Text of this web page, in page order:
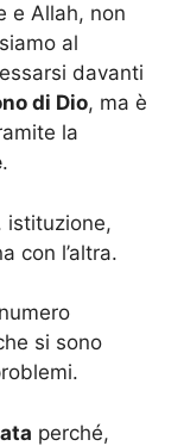
e Allah, non
al
davanti
di Dio, ma è
la
.
istituzione,
con l’altra.
si sono
perché,